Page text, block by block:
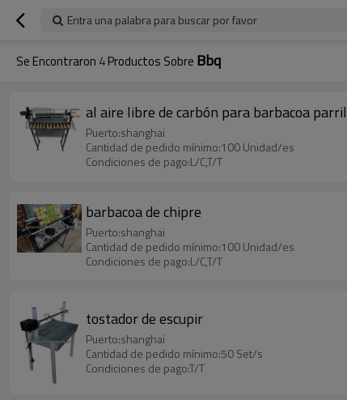
Entra una palabra para buscar por favor
Se Encontraron 4Productos Sobre Bbq
al aire libre de carbón para barbacoa
Puerto:shanghai
Cantidad de pedido mínimo:100 Unidad/es
Condiciones de pago:L/C,T/T
barbacoa de chipre
Puerto:shanghai
Cantidad de pedido mínimo:100 Unidad/es
Condiciones de pago:L/C,T/T
tostador de escupir
Puerto:shanghai
Cantidad de pedido mínimo:50 Set/s
Condiciones de pago:T/T